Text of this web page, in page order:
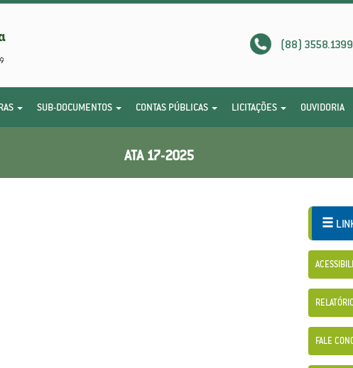
(88) 3558.1399
SUB-DOCUMENTOS CONTAS PÚBLICAS LICITAÇÕES OUVIDORIA
ATA 17-2025
FALE